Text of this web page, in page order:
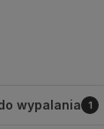
wypalania 1